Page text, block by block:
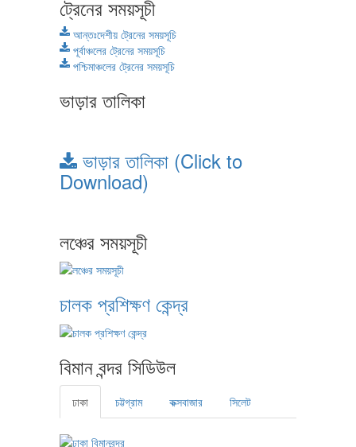
ট্রেনের সময়সূচী
আন্তঃদেশীয় ট্রেনের সময়সূচি
পূর্বাঞ্চলের ট্রেনের সময়সূচি
পশ্চিমাঞ্চলের ট্রেনের সময়সূচি
ভাড়ার তালিকা
ভাড়ার তালিকা (Click to
Download)
লঞ্চের সময়সূচী
চালক প্রশিক্ষণ কেন্দ্র
বিমান বন্দর সিডিউল
ঢাকা চট্টগ্রাম কক্সবাজার সিলেট